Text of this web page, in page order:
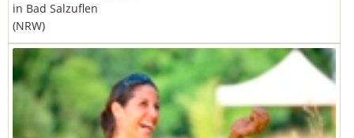
in Bad Salzuflen
(NRW)